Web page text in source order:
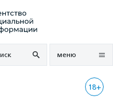
меню
18+